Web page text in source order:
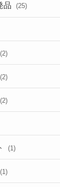
品 (25)
(2)
(2)
(2)
(1)
(1)